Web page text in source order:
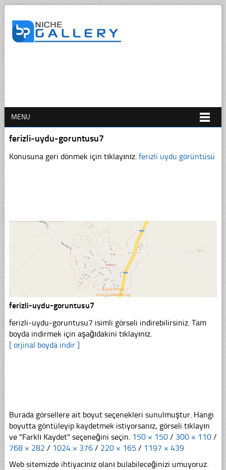
MENU
ferizli-uydu-goruntusu7
Konusuna geri dönmek için tıklayınız. ferizli uydu görüntüsü
ferizli-uydu-goruntusu7
ferizli-uydu-goruntusu7 isimli görseli indirebilirsiniz. Tam
boyda indirmek için aşağıdakini tıklayınız.
[ orjinal boyda indir ]
Burada görsellere ait boyut seçenekleri sunulmuştur. Hangi
boyutta göntüleyip kaydetmek istiyorsanız, görseli tıklayın
ve "Farklı Kaydet" seçeneğini seçin. 150 × 150 / 300 × 110 /
768 × 282 / 1024 × 376 / 220 × 165 / 1197 × 439
Web sitemizde ihtiyacınız olanı bulabileceğinizi umuyoruz.